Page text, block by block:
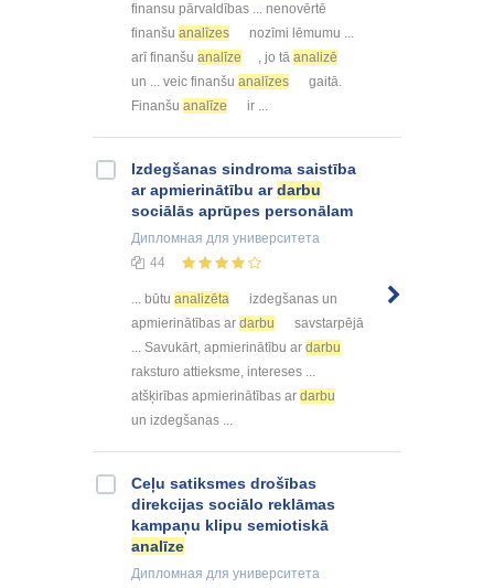
finansu pārvaldības ... nenovērtē
finanšu analīzes
nozīmi lēmumu ...
arī finanšu analīze , jo tā analizē
un ... veic finanšu analīzes
gaitā.
Finanšu analīze ir ...
Izdegšanas sindroma saistība
ar apmierinātību ardarbu
sociālās aprūpes personālam
Дипломная для университета
44
... būtu analizēta
izdegšanas un
apmierinātības ar darbu
savstarpējā
... Savukārt, apmierinātību ar darbu
raksturo attieksme, intereses ...
atšķirības apmierinātības ar darbu
un izdegšanas ...
Ceļu satiksmes drošības
direkcijas sociālo reklāmas
kampaņu klipu semiotiskā
analīze
Дипломная для университета